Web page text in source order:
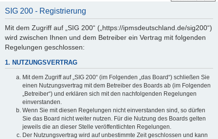
SIG 200 - Registrierung
Mit dem Zugriff auf „SIG 200“ („https://ipmsdeutschland.de/sig200“)
wird zwischen Ihnen und dem Betreiber ein Vertrag mit folgenden
Regelungen geschlossen:
1. NUTZUNGSVERTRAG
Mit dem Zugriff auf „SIG 200“ (im Folgenden „das Board“) schließen Sie
einen Nutzungsvertrag mit dem Betreiber des Boards ab (im Folgenden
„Betreiber“) und erklären sich mit den nachfolgenden Regelungen
einverstanden.
Wenn Sie mit diesen Regelungen nicht einverstanden sind, so dürfen
Sie das Board nicht weiter nutzen. Für die Nutzung des Boards gelten
jeweils die an dieser Stelle veröffentlichten Regelungen.
Der Nutzungsvertrag wird auf unbestimmte Zeit geschlossen und kann